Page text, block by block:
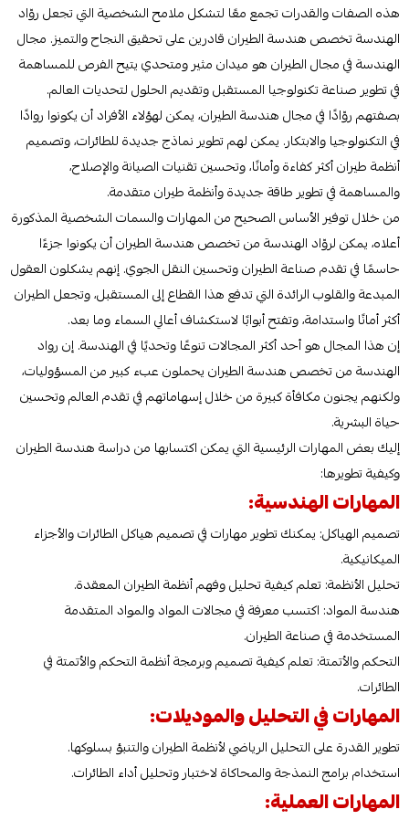
هذه الصفات والقدرات تجمع معًا لتشكل ملامح الشخصية التي تجعل روّاد
الهندسة تخصص هندسة الطيران قادرين على تحقيق النجاح والتميز. مجال
الهندسة في مجال الطيران هو ميدان مثير ومتحدي يتيح الفرص للمساهمة
في تطوير صناعة تكنولوجيا المستقبل وتقديم الحلول لتحديات العالم.
بصفتهم روّادًا في مجال هندسة الطيران، يمكن لهؤلاء الأفراد أن يكونوا روادًا
في التكنولوجيا والابتكار. يمكن لهم تطوير نماذج جديدة للطائرات، وتصميم
أنظمة طيران أكثر كفاءة وأمانًا، وتحسين تقنيات الصيانة والإصلاح،
والمساهمة في تطوير طاقة جديدة وأنظمة طيران متقدمة.
من خلال توفير الأساس الصحيح من المهارات والسمات الشخصية المذكورة
أعلاه، يمكن لروّاد الهندسة من تخصص هندسة الطيران أن يكونوا جزءًا
حاسمًا في تقدم صناعة الطيران وتحسين النقل الجوي. إنهم يشكلون العقول
المبدعة والقلوب الرائدة التي تدفع هذا القطاع إلى المستقبل، وتجعل الطيران
أكثر أمانًا واستدامة، وتفتح أبوابًا لاستكشاف أعالي السماء وما بعد.
إن هذا المجال هو أحد أكثر المجالات تنوعًا وتحديًا في الهندسة. إن رواد
الهندسة من تخصص هندسة الطيران يحملون عبء كبير من المسؤوليات،
ولكنهم يجنون مكافأة كبيرة من خلال إسهاماتهم في تقدم العالم وتحسين
حياة البشرية.
إليك بعض المهارات الرئيسية التي يمكن اكتسابها من دراسة هندسة الطيران
وكيفية تطويرها:
المهارات الهندسية:
تصميم الهياكل: يمكنك تطوير مهارات في تصميم هياكل الطائرات والأجزاء
الميكانيكية.
تحليل الأنظمة: تعلم كيفية تحليل وفهم أنظمة الطيران المعقدة.
هندسة المواد: اكتسب معرفة في مجالات المواد والمواد المتقدمة
المستخدمة في صناعة الطيران.
التحكم والأتمتة: تعلم كيفية تصميم وبرمجة أنظمة التحكم والأتمتة في
الطائرات.
المهارات في التحليل والموديلات:
تطوير القدرة على التحليل الرياضي لأنظمة الطيران والتنبؤ بسلوكها.
استخدام برامج النمذجة والمحاكاة لاختبار وتحليل أداء الطائرات.
المهارات العملية: